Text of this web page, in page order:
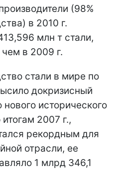
(98%
в 2010 г.
млн т стали,
в 2009 г.
стали в мире по
докризисный
исторического
2007 г.,
рекордным для
отрасли, ее
1 млрд 346,1